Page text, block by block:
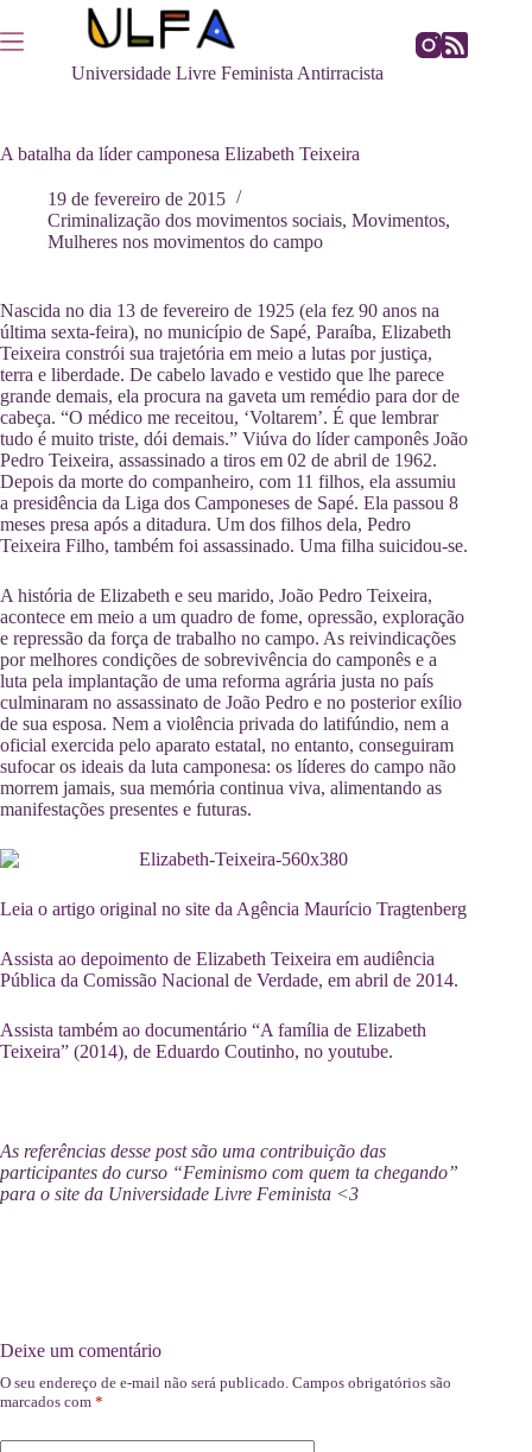
para
o
Universidade Livre Feminista Antirracista
A batalha da líder camponesa Elizabeth Teixeira
19 de fevereiro de 2015
Criminalização dos movimentos sociais, Movimentos,
Mulheres nos movimentos do campo
Nascida no dia 13 de fevereiro de 1925 (ela fez 90 anos na
última sexta-feira), no município de Sapé, Paraíba, Elizabeth
Teixeira constrói sua trajetória em meio a lutas por justiça,
terra e liberdade. De cabelo lavado e vestido que lhe parece
grande demais, ela procura na gaveta um remédio para dor de
cabeça. “O médico me receitou, ‘Voltarem’. É que lembrar
tudo é muito triste, dói demais.” Viúva do líder camponês João
Pedro Teixeira, assassinado a tiros em 02 de abril de 1962.
Depois da morte do companheiro, com 11 filhos, ela assumiu
a presidência da Liga dos Camponeses de Sapé. Ela passou 8
meses presa após a ditadura. Um dos filhos dela, Pedro
Teixeira Filho, também foi assassinado. Uma filha suicidou-se.
A história de Elizabeth e seu marido, João Pedro Teixeira,
acontece em meio a um quadro de fome, opressão, exploração
e repressão da força de trabalho no campo. As reivindicações
por melhores condições de sobrevivência do camponês e a
luta pela implantação de uma reforma agrária justa no país
culminaram no assassinato de João Pedro e no posterior exílio
de sua esposa. Nem a violência privada do latifúndio, nem a
oficial exercida pelo aparato estatal, no entanto, conseguiram
sufocar os ideais da luta camponesa: os líderes do campo não
morrem jamais, sua memória continua viva, alimentando as
manifestações presentes e futuras.
Leia o artigo original no site da Agência Maurício Tragtenberg
Assista ao depoimento de Elizabeth Teixeira em audiência
Pública da Comissão Nacional de Verdade, em abril de 2014.
Assista também ao documentário “A família de Elizabeth
Teixeira” (2014), de Eduardo Coutinho, no youtube.
As referências desse post são uma contribuição das
participantes do curso “Feminismo com quem ta chegando”
para o site da Universidade Livre Feminista <3
Deixe um comentário
O seu endereço de e-mail não será publicado. Campos obrigatórios são
marcados com *